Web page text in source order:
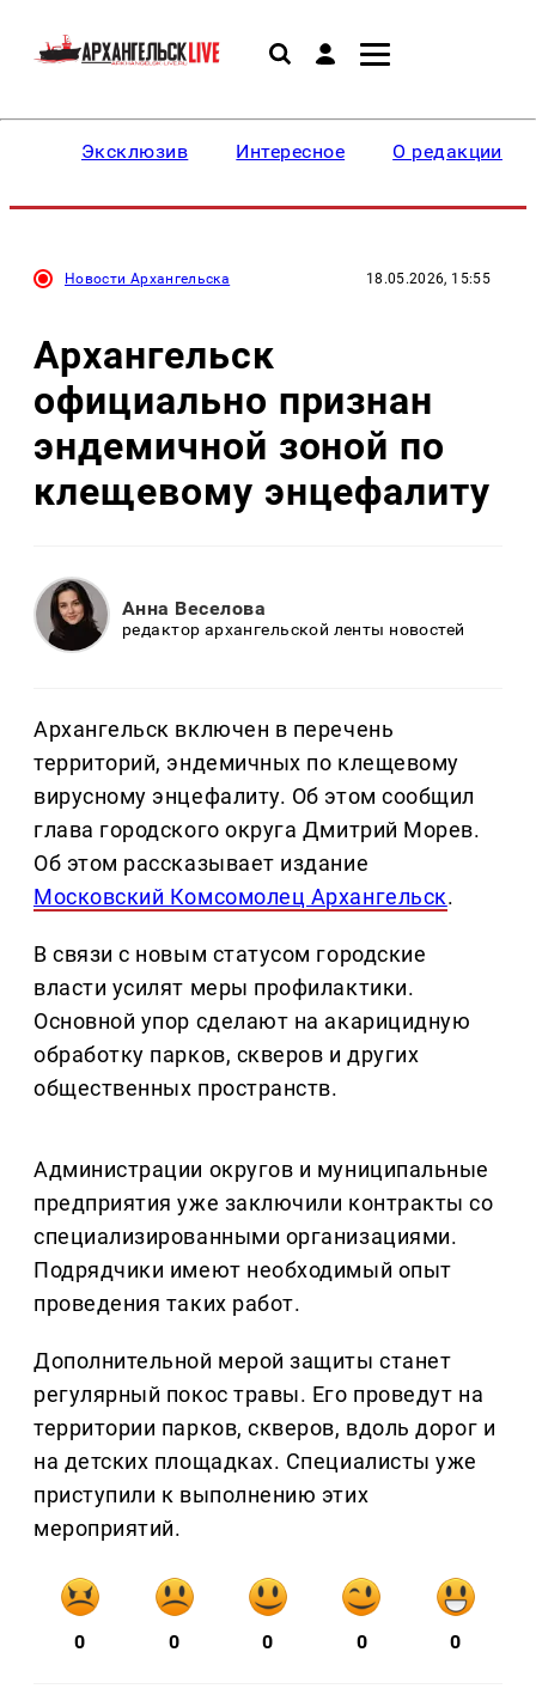
Эксклюзив Интересное О редакции
Новости Архангельска 18.05.2026, 15:55
Архангельск
официально признан
эндемичной зоной по
клещевому энцефалиту
Анна Веселова
редактор архангельской ленты новостей
Архангельск включен в перечень
территорий, эндемичных по клещевому
вирусному энцефалиту. Об этом сообщил
глава городского округа Дмитрий Морев.
Об этом рассказывает издание
Московский Комсомолец Архангельск.
В связи с новым статусом городские
власти усилят меры профилактики.
Основной упор сделают на акарицидную
обработку парков, скверов и других
общественных пространств.
Администрации округов и муниципальные
предприятия уже заключили контракты со
специализированными организациями.
Подрядчики имеют необходимый опыт
проведения таких работ.
Дополнительной мерой защиты станет
регулярный покос травы. Его проведут на
территории парков, скверов, вдоль дорог и
на детских площадках. Специалисты уже
приступили к выполнению этих
мероприятий.
0 0 0 0 0